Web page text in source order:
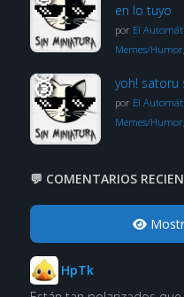
en lo tuyo
por El
Memes/Humor,
yoh! satoru
por El
Memes/Humor,
💬 COMENTARIOS
HpTk